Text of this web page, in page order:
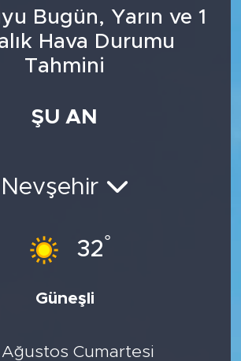
Bugün, Yarın ve 1
Hava Durumu
Tahmini
ŞU AN
Nevşehir
32°
Güneşli
Cumartesi